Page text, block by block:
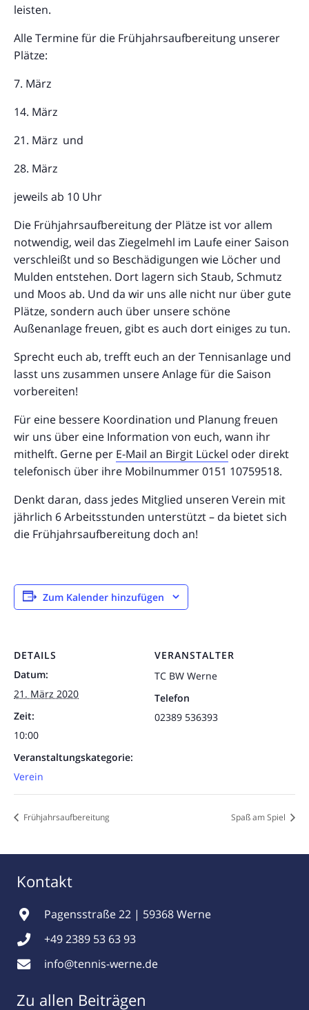
leisten.
Alle Termine für die Frühjahrsaufbereitung unserer
Plätze:
7. März
14. März
21. März und
28. März
jeweils ab 10 Uhr
Die Frühjahrsaufbereitung der Plätze ist vor allem
notwendig, weil das Ziegelmehl im Laufe einer Saison
verschleißt und so Beschädigungen wie Löcher und
Mulden entstehen. Dort lagern sich Staub, Schmutz
und Moos ab. Und da wir uns alle nicht nur über gute
Plätze, sondern auch über unsere schöne
Außenanlage freuen, gibt es auch dort einiges zu tun.
Sprecht euch ab, trefft euch an der Tennisanlage und
lasst uns zusammen unsere Anlage für die Saison
vorbereiten!
Für eine bessere Koordination und Planung freuen
wir uns über eine Information von euch, wann ihr
mithelft. Gerne per E-Mail an Birgit Lückel oder direkt
telefonisch über ihre Mobilnummer 0151 10759518.
Denkt daran, dass jedes Mitglied unseren Verein mit
jährlich 6 Arbeitsstunden unterstützt – da bietet sich
die Frühjahrsaufbereitung doch an!
Zum Kalender hinzufügen
DETAILS
Datum:
21. März 2020
Zeit:
10:00
Veranstaltungskategorie:
Verein
VERANSTALTER
TC BW Werne
Telefon
02389 536393
Frühjahrsaufbereitung Spaß am Spiel
Kontakt
Pagensstraße 22 | 59368 Werne
+49 2389 53 63 93
info@tennis-werne.de
Zu allen Beiträgen